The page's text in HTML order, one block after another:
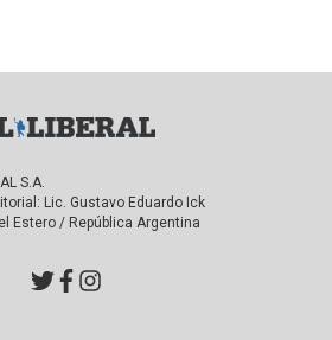
S.A.
Lic. Gustavo Eduardo Ick
Estero / República Argentina